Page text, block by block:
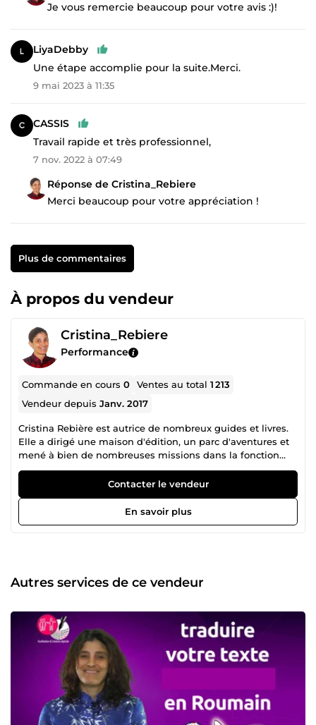
Je vous remercie beaucoup pour votre avis :)!
LiyaDebby
Une étape accomplie pour la suite.Merci.
9 mai 2023 à 11:35
CASSIS
Travail rapide et très professionnel,
7 nov. 2022 à 07:49
Réponse de Cristina_Rebiere
Merci beaucoup pour votre appréciation !
Plus de commentaires
À propos du vendeur
Cristina_Rebiere
Performance
Commande en cours0 Ventes au total1 213
Vendeur depuisJanv. 2017
Cristina Rebière est autrice de nombreux guides et livres.
Elle a dirigé une maison d'édition, un parc d'aventures et
mené à bien de nombreuses missions dans la fonction
publique européenne. Elle est aussi spécialisée dans la
formation continue. Ses origines: Après la Révolution
roumaine, Cristina interrompt de brillantes études pour
entrer à l'université en France où elle suit tout le cursus en
faculté de droit et obtient une Maîtrise en Administration
d'assistance de la Commission Européenne. De retour à
Bucarest elle est successivement contrôleuse de gestion,
professeure de français. En Roumanie elle fonde avec son
mari une entreprise de team building puis le premier parc
d'aventures jamais créé dans ce pays - construit de leurs
mains - qui attirera des milliers de personnes, écoles et
entreprises dans la pratique du sport et d'activités de
cohésion en pleine nature. Avec son équipe, elle conçoit et
construit des parcours d'escalade dans les arbres pour
d'autres clients. Au rectorat de l'Académie de la
Contacter le vendeur
En savoir plus
Autres services de ce vendeur